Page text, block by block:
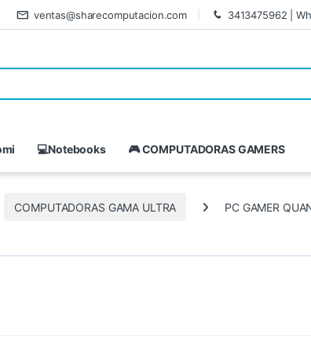
ventas@sharecomputacion.com 3413475962 |
💻Notebooks 🎮 COMPUTADORAS GAMERS
COMPUTADORAS GAMA ULTRA PC GAMER